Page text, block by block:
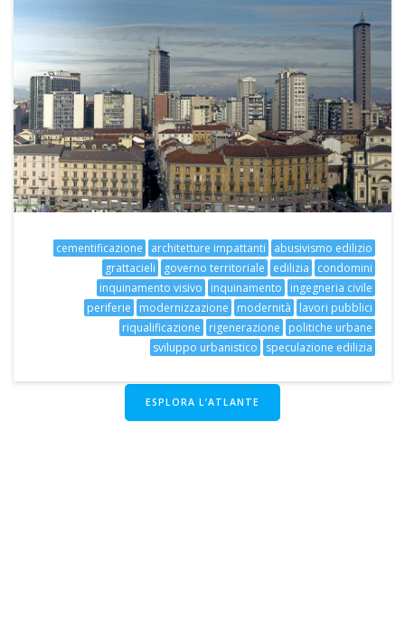
abusivismo edilizio
architetture impattanti
cementificazione
condomini
edilizia
governo territoriale
grattacieli
ingegneria civile
inquinamento
inquinamento visivo
lavori pubblici
modernità
modernizzazione
periferie
politiche urbane
rigenerazione
riqualificazione
speculazione edilizia
sviluppo urbanistico
ESPLORA L’ATLANTE